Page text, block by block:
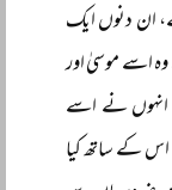
ان دنوں ایک
اسے موسیٰ اور
نے اسے
اس کے ساتھ کیا